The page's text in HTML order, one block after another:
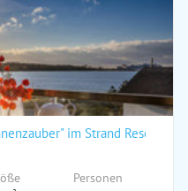
im Strand Resort
Personen